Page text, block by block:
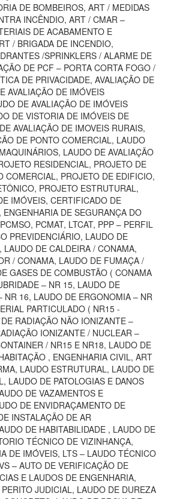
DE BOMBEIROS, ART / MEDIDAS
INCÊNDIO, ART / CMAR –
DE ACABAMENTO E
/ BRIGADA DE INCENDIO,
/SPRINKLERS / ALARME DE
DE PCF – PORTA CORTA FOGO /
DE PRIVACIDADE, AVALIAÇÃO DE
AVALIAÇÃO DE IMÓVEIS
DE AVALIAÇÃO DE IMÓVEIS
DE VISTORIA DE IMÓVEIS DE
AVALIAÇÃO DE IMOVEIS RURAIS,
DE PONTO COMERCIAL, LAUDO
LAUDO DE AVALIAÇÃO
RESIDENCIAL, PROJETO DE
COMERCIAL, PROJETO DE EDIFICIO,
PROJETO ESTRUTURAL,
IMÓVEIS, CERTIFICADO DE
ENGENHARIA DE SEGURANÇA DO
PCMAT, LTCAT, PPP – PERFIL
PREVIDENCIÁRIO, LAUDO DE
LAUDO DE CALDEIRA / CONAMA,
/ CONAMA, LAUDO DE FUMAÇA /
GASES DE COMBUSTÃO ( CONAMA
– NR 15, LAUDO DE
NR 16, LAUDO DE ERGONOMIA – NR
PARTICULADO ( NR15 -
RADIAÇÃO NÃO IONIZANTE –
IONIZANTE / NUCLEAR –
/ NR15 E NR18, LAUDO DE
, ENGENHARIA CIVIL, ART
LAUDO ESTRUTURAL, LAUDO DE
LAUDO DE PATOLOGIAS E DANOS
DE VAZAMENTOS E
DE ENVIDRAÇAMENTO DE
INSTALAÇÃO DE AR
DE HABITABILIDADE , LAUDO DE
TÉCNICO DE VIZINHANÇA,
DE IMÓVEIS, LTS – LAUDO TÉCNICO
– AUTO DE VERIFICAÇÃO DE
E LAUDOS DE ENGENHARIA,
JUDICIAL, LAUDO DE DUREZA